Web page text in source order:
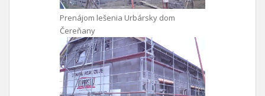
Prenájom lešenia Urbársky dom
Čereňany